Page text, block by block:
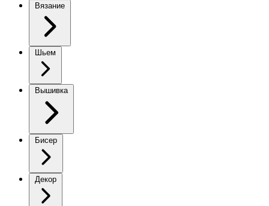
Вязание
Шьем
Вышивка
Бисер
Декор